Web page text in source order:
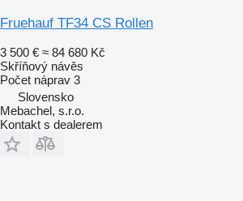
Fruehauf TF34 CS Rollen
3 500 € ≈ 84 680 Kč
Skříňový návěs
Počet náprav 3
Slovensko
Mebachel, s.r.o.
Kontakt s dealerem